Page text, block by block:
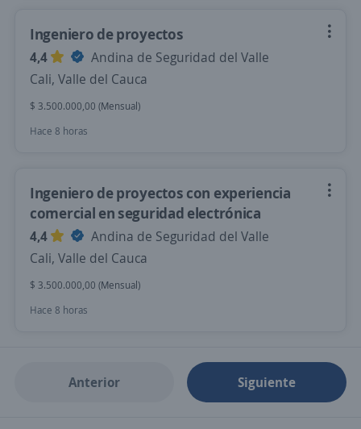
Ingeniero de proyectos
4,4
Andina de Seguridad del Valle
Cali, Valle del Cauca
$ 3.500.000,00 (Mensual)
Hace 8 horas
Ingeniero de proyectos con experiencia
comercial en seguridad electrónica
4,4
Andina de Seguridad del Valle
Cali, Valle del Cauca
$ 3.500.000,00 (Mensual)
Hace 8 horas
Anterior Siguiente